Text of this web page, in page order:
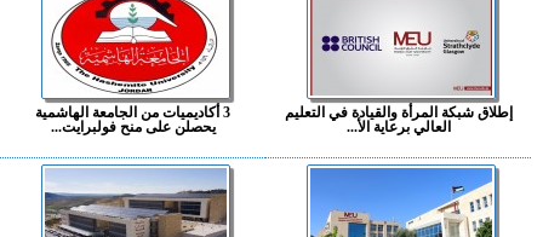
إطلاق شبكة المرأة والقيادة في التعليم
العالي برعاية الأ...
3 أكاديميات من الجامعة الهاشمية
يحصلن على منح فولبرايت...